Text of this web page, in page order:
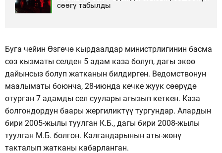
сөөгү табылды
Буга чейин Өзгөчө кырдаалдар министрлигинин басма
сөз кызматы селден 5 адам каза болуп, дагы экөө
дайынсыз болуп жатканын билдирген. Ведомствонун
маалыматы боюнча, 28-июнда кечке жуук сөөрүдө
отурган 7 адамды сел суулары агызып кеткен. Каза
болгондордун баары жергиликтүү тургундар. Алардын
бири 2005-жылы туулган К.Б., дагы бири 2008-жылы
туулган М.Б. болгон. Калгандарынын аты-жөнү
такталып жатканы кабарланган.